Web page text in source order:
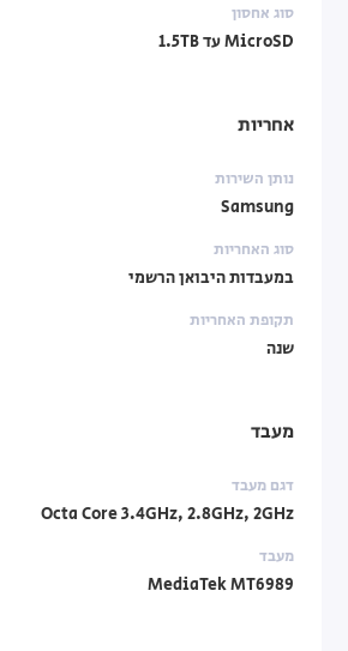
סוג אחסון
MicroSD עד 1.5TB
אחריות
נותן השירות
Samsung
סוג האחריות
במעבדות היבואן הרשמי
תקופת האחריות
שנה
מעבד
דגם מעבד
Octa Core 3.4GHz, 2.8GHz, 2GHz
מעבד
MediaTek MT6989